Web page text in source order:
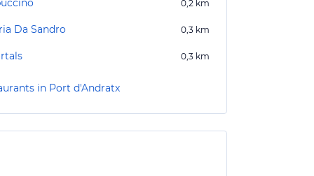
0,2 km
Da Sandro 0,3 km
0,3 km
in Port d'Andratx